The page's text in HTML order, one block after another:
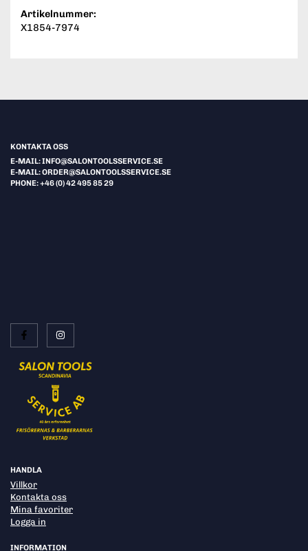
Artikelnummer:
X1854-7974
KONTAKTA OSS
E-MAIL: INFO@SALONTOOLSSERVICE.SE
E-MAIL: ORDER@SALONTOOLSSERVICE.SE
PHONE: +46 (0) 42 495 85 29
HANDLA
Villkor
Kontakta oss
Mina favoriter
Logga in
INFORMATION